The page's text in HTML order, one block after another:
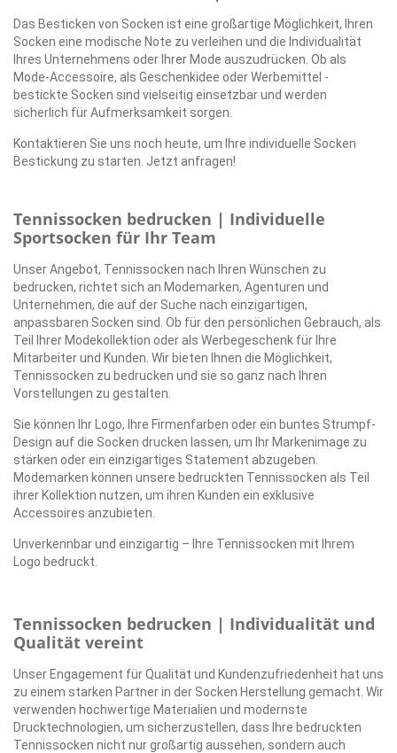
Das Besticken von Socken ist eine großartige Möglichkeit, Ihren
Socken eine modische Note zu verleihen und die Individualität
Ihres Unternehmens oder Ihrer Mode auszudrücken. Ob als
Mode-Accessoire, als Geschenkidee oder Werbemittel -
bestickte Socken sind vielseitig einsetzbar und werden
sicherlich für Aufmerksamkeit sorgen.
Kontaktieren Sie uns noch heute, um Ihre individuelle Socken
Bestickung zu starten. Jetzt anfragen!
Tennissocken bedrucken | Individuelle
Sportsocken für Ihr Team
Unser Angebot, Tennissocken nach Ihren Wünschen zu
bedrucken, richtet sich an Modemarken, Agenturen und
Unternehmen, die auf der Suche nach einzigartigen,
anpassbaren Socken sind. Ob für den persönlichen Gebrauch, als
Teil Ihrer Modekollektion oder als Werbegeschenk für Ihre
Mitarbeiter und Kunden. Wir bieten Ihnen die Möglichkeit,
Tennissocken zu bedrucken und sie so ganz nach Ihren
Vorstellungen zu gestalten.
Sie können Ihr Logo, Ihre Firmenfarben oder ein buntes Strumpf-
Design auf die Socken drucken lassen, um Ihr Markenimage zu
stärken oder ein einzigartiges Statement abzugeben.
Modemarken können unsere bedruckten Tennissocken als Teil
ihrer Kollektion nutzen, um ihren Kunden ein exklusive
Accessoires anzubieten.
Unverkennbar und einzigartig – Ihre Tennissocken mit Ihrem
Logo bedruckt.
Tennissocken bedrucken | Individualität und
Qualität vereint
Unser Engagement für Qualität und Kundenzufriedenheit hat uns
zu einem starken Partner in der Socken Herstellung gemacht. Wir
verwenden hochwertige Materialien und modernste
Drucktechnologien, um sicherzustellen, dass Ihre bedruckten
Tennissocken nicht nur großartig aussehen, sondern auch